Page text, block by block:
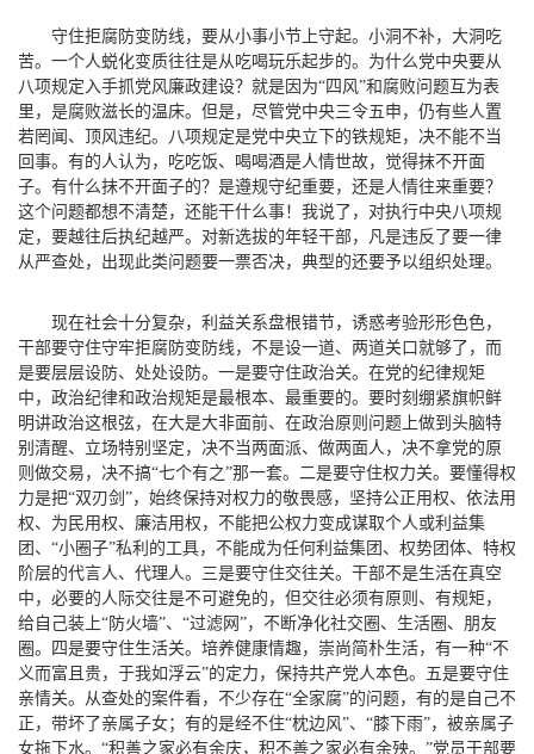
守住拒腐防变防线，要从小事小节上守起。小洞不补，大洞吃
苦。一个人蜕化变质往往是从吃喝玩乐起步的。为什么党中央要从
八项规定入手抓党风廉政建设？就是因为“四风”和腐败问题互为表
里，是腐败滋长的温床。但是，尽管党中央三令五申，仍有些人置
若罔闻、顶风违纪。八项规定是党中央立下的铁规矩，决不能不当
回事。有的人认为，吃吃饭、喝喝酒是人情世故，觉得抹不开面
子。有什么抹不开面子的？是遵规守纪重要，还是人情往来重要？
这个问题都想不清楚，还能干什么事！我说了，对执行中央八项规
定，要越往后执纪越严。对新选拔的年轻干部，凡是违反了要一律
从严查处，出现此类问题要一票否决，典型的还要予以组织处理。
现在社会十分复杂，利益关系盘根错节，诱惑考验形形色色，
干部要守住守牢拒腐防变防线，不是设一道、两道关口就够了，而
是要层层设防、处处设防。一是要守住政治关。在党的纪律规矩
中，政治纪律和政治规矩是最根本、最重要的。要时刻绷紧旗帜鲜
明讲政治这根弦，在大是大非面前、在政治原则问题上做到头脑特
别清醒、立场特别坚定，决不当两面派、做两面人，决不拿党的原
则做交易，决不搞“七个有之”那一套。二是要守住权力关。要懂得权
力是把“双刃剑”，始终保持对权力的敬畏感，坚持公正用权、依法用
权、为民用权、廉洁用权，不能把公权力变成谋取个人或利益集
团、“小圈子”私利的工具，不能成为任何利益集团、权势团体、特权
阶层的代言人、代理人。三是要守住交往关。干部不是生活在真空
中，必要的人际交往是不可避免的，但交往必须有原则、有规矩，
给自己装上“防火墙”、“过滤网”，不断净化社交圈、生活圈、朋友
圈。四是要守住生活关。培养健康情趣，崇尚简朴生活，有一种“不
义而富且贵，于我如浮云”的定力，保持共产党人本色。五是要守住
亲情关。从查处的案件看，不少存在“全家腐”的问题，有的是自己不
正，带坏了亲属子女；有的是经不住“枕边风”、“膝下雨”，被亲属子
女拖下水。“积善之家必有余庆，积不善之家必有余殃。”党员干部要